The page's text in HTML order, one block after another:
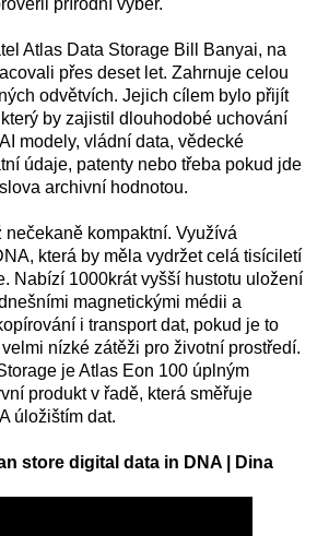
přírodní výběr.
Atlas Data Storage Bill Banyai, na
přes deset let. Zahrnuje celou
odvětvích. Jejich cílem bylo přijít
by zajistil dlouhodobé uchování
modely, vládní data, vědecké
údaje, patenty nebo třeba pokud jde
archivní hodnotou.
nečekaně kompaktní. Využívá
která by měla vydržet celá tisíciletí
Nabízí 1000krát vyšší hustotu uložení
magnetickými médii a
i transport dat, pokud je to
nízké zátěži pro životní prostředí.
je Atlas Eon 100 úplným
produkt v řadě, která směřuje
úložištím dat.
store digital data in DNA | Dina